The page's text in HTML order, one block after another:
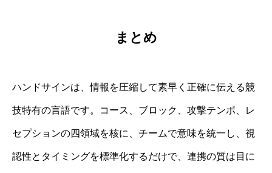
まとめ
ハンドサインは、情報を圧縮して素早く正確に伝える競
技特有の言語です。コース、ブロック、攻撃テンポ、レ
セプションの四領域を核に、チームで意味を統一し、視
認性とタイミングを標準化するだけで、連携の質は目に